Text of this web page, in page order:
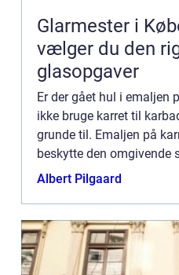
Glarmester i
vælger du den
glasopgaver
Er der gået hul i emaljen
ikke bruge karret til
grunde til. Emaljen på
beskytte den omgivende
trænger fugt ind i
Albert Pilgaard